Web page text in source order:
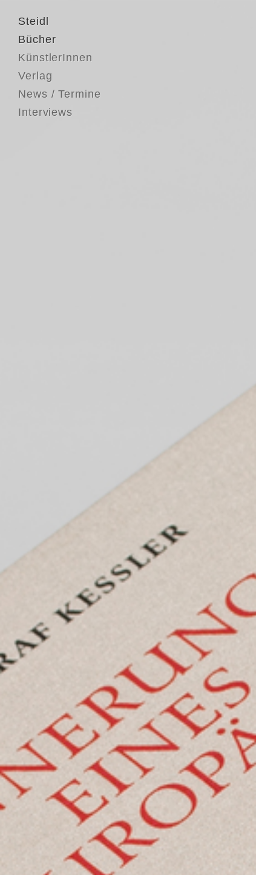
Steidl
Bücher
KünstlerInnen
Verlag
News / Termine
Interviews